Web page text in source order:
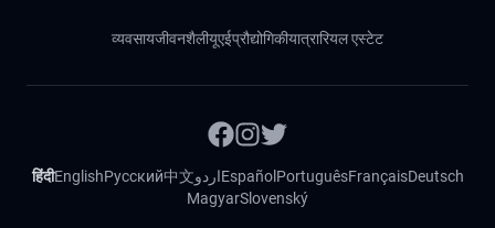
व्यवसायजीवनशैलीयूएईप्रौद्योगिकीयात्रारियल एस्टेट
हिंदीEnglishРусский中文اردوEspañol PortuguêsFrançaisDeutsch
MagyarSlovenský